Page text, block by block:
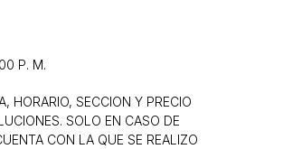
P. M.
HORARIO, SECCION Y PRECIO
SOLO EN CASO DE
CON LA QUE SE REALIZO